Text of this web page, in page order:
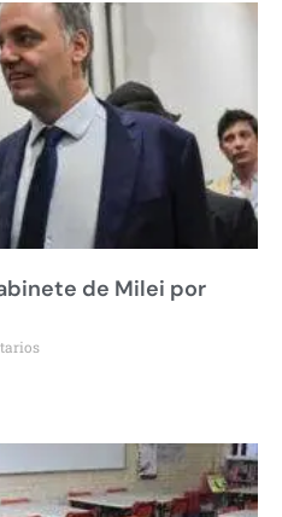
de Milei por